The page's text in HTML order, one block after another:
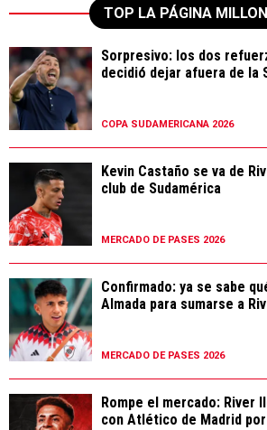
TOP LA PÁGINA
Sorpresivo: los dos
decidió dejar afuera de la
COPA SUDAMERICANA 2026
Kevin Castaño se va de
club de Sudamérica
MERCADO DE PASES 2026
Confirmado: ya se sabe
Almada para sumarse a
MERCADO DE PASES 2026
Rompe el mercado: River
con Atlético de Madrid